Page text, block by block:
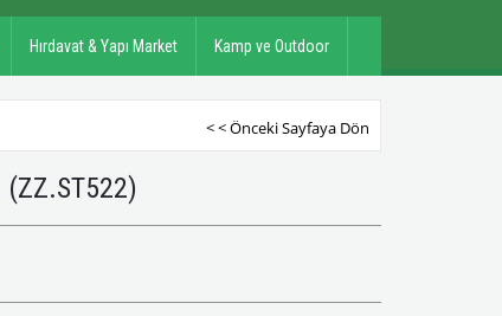
Hırdavat & Yapı Market Kamp ve Outdoor
< < Önceki Sayfaya Dön
(ZZ.ST522)